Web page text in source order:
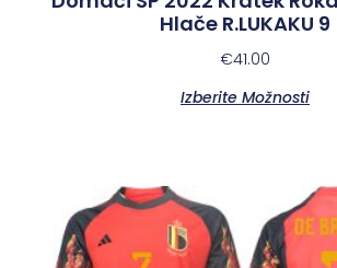
Hlače R.LUKAKU 9
€41.00
Izberite Možnosti